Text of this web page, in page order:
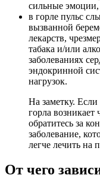
сильные эмоции,
в горле пульс
вызванной
лекарств,
табака и/или
заболеваниях
эндокринной
нагрузок.
На заметку.
горла возникает
обратитесь за
заболевание,
легче лечить на
От чего